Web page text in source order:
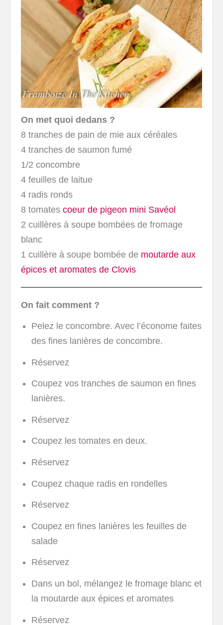
On met quoi dedans ?
8 tranches de pain de mie aux céréales
4 tranches de saumon fumé
1/2 concombre
4 feuilles de laitue
4 radis ronds
8 tomatescoeur de pigeon mini Savéol
2 cuillères à soupe bombées de fromage
blanc
1 cuillère à soupe bombée de moutarde aux
épices et aromates de Clovis
On fait comment ?
Pelez le concombre. Avec l’économe faites
des fines lanières de concombre.
Réservez
Coupez vos tranches de saumon en fines
lanières.
Réservez
Coupez les tomates en deux.
Réservez
Coupez chaque radis en rondelles
Réservez
Coupez en fines lanières les feuilles de
salade
Réservez
Dans un bol, mélangez le fromage blanc et
la moutarde aux épices et aromates
Réservez